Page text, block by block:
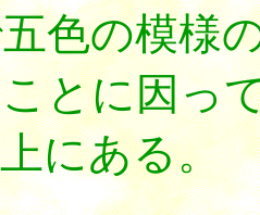
色の模様
とに因っ
にある。